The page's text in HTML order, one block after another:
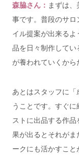
森脇さん： まずは
事です。普段のサロ
イル提案が出来る
品を日々制作してい
が養われていくから
あとはスタッフに
うことです。すぐ
ストに出品する作
果が出るとそれがま
ークにも活かすこ